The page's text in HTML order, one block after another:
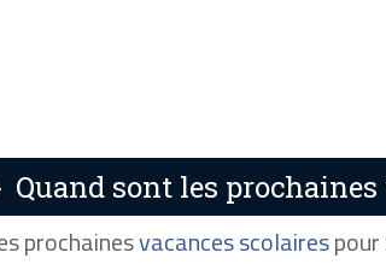
Quand sont les
prochainesvacances scolaires